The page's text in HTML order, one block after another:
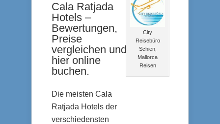
Cala Ratjada
Hotels –
Bewertungen,
Preise
vergleichen und
hier online
buchen.
Die meisten Cala
Ratjada Hotels der
verschiedensten
City
Reisebüro
Schien,
Mallorca
Reisen